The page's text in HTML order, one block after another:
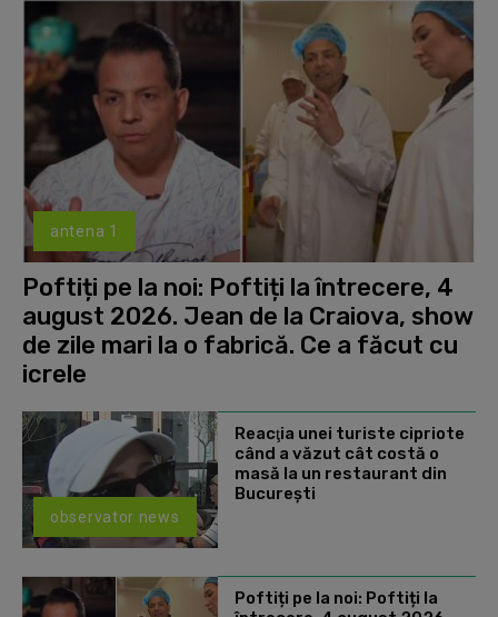
antena 1
Poftiți pe la noi: Poftiți la întrecere, 4
august 2026. Jean de la Craiova, show
de zile mari la o fabrică. Ce a făcut cu
icrele
observator news
Reacţia unei turiste cipriote
când a văzut cât costă o
masă la un restaurant din
Bucureşti
Poftiți pe la noi: Poftiți la